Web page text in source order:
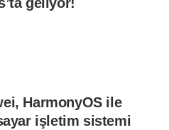
HarmonyOS ile
işletim sistemi